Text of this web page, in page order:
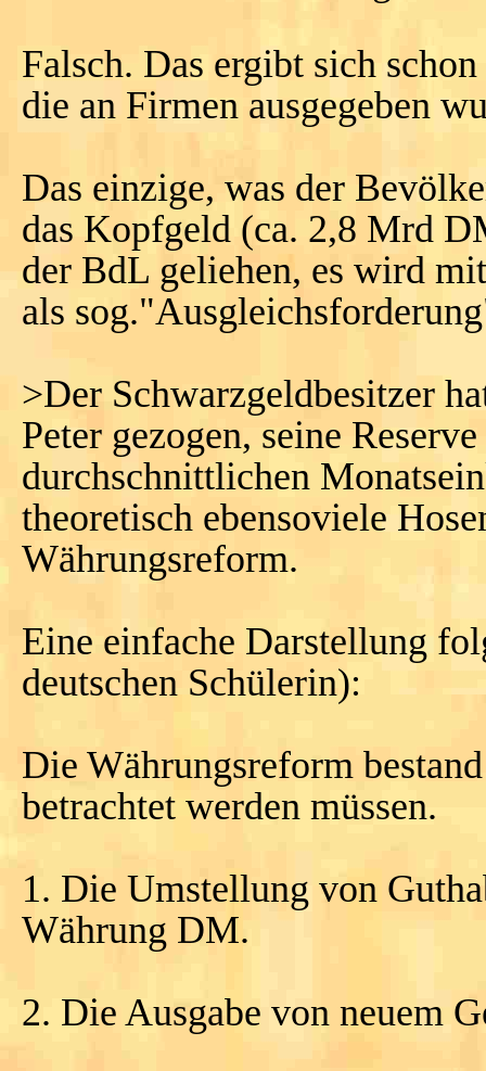
Falsch. Das ergibt sich
die an Firmen ausgegeben
Das einzige, was der
das Kopfgeld (ca. 2,8 Mrd
der BdL geliehen, es wird
als
>Der Schwarzgeldbesitzer
Peter gezogen, seine
durchschnittlichen
theoretisch ebensoviele
Währungsreform.
Eine einfache Darstellung
deutschen Schülerin):
Die Währungsreform
betrachtet werden müssen.
1. Die Umstellung von
Währung DM.
2. Die Ausgabe von neuem